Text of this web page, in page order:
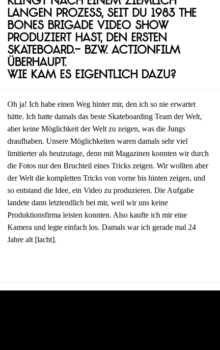
langen Prozess, seit du 1983 The
Bones Brigade Video Show
produziert hast, den ersten
Skateboard.- bzw. Actionfilm
überhaupt.
Wie kam es eigentlich dazu?
Oh ja! Ich habe einen Weg hinter mir, den ich so nie erwartet
hätte. Ich hatte damals das beste Skateboarding Team der Welt,
aber keine Möglichkeit der Welt zu zeigen, was die Jungs
draufhaben. Unsere Möglichkeiten waren damals sehr viel
limitierter als heutzutage, denn mit Magazinen konnten wir durch
die Fotos nur den Bruchteil eines Tricks zeigen. Wir wollten aber
der Welt die kompletten Tricks von vorne bis hinten zeigen, und
so entstand die Idee, ein Video zu produzieren. Die Aufgabe
landete dann letztendlich bei mir, weil wir uns keine
Produktionsfirma leisten konnten. Also kaufte ich mir eine
Kamera und legte einfach los. Damals war ich gerade mal 24
Jahre alt [lacht].